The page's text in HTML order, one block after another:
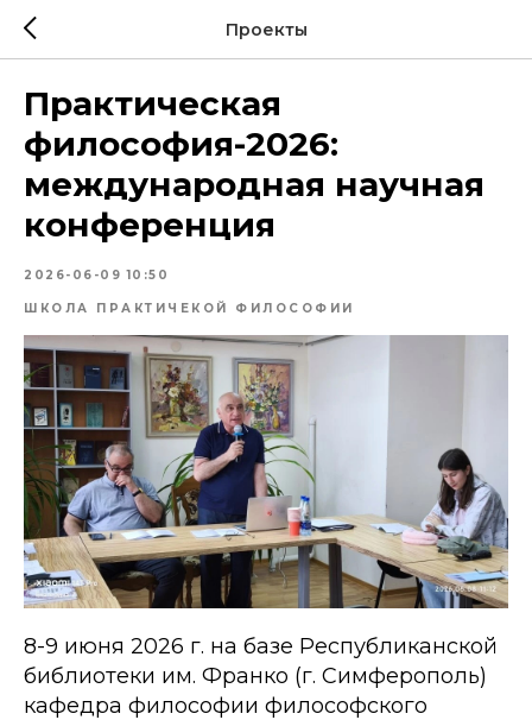
Проекты
Практическая
философия-2026:
международная научная
конференция
2026-06-09 10:50
ШКОЛА ПРАКТИЧЕКОЙ ФИЛОСОФИИ
8-9 июня 2026 г. на базе Республиканской
библиотеки им. Франко (г. Симферополь)
кафедра философии философского